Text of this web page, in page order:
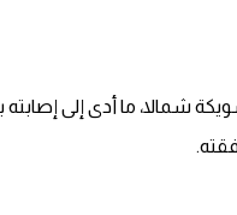
شمالا، ما أدى إلى